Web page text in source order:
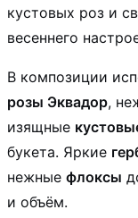
кустовых роз и
весеннего
В композиции
розы Эквадор,
изящные
букета. Яркие
нежные флоксы
и объём.